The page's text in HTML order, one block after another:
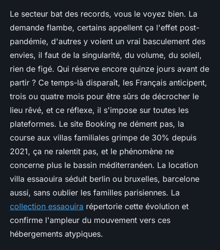
Le secteur bat des records, vous le voyez bien. La
demande flambe, certains appellent ça l'effet post-
pandémie, d'autres y voient un vrai basculement des
envies, il faut de la singularité, du volume, du soleil,
rien de figé. Qui réserve encore quinze jours avant de
partir ? Ce temps-là disparaît, les Français anticipent,
trois ou quatre mois pour être sûrs de décrocher le
lieu rêvé, et ce réflexe, il s'impose sur toutes les
plateformes. Le site Booking ne dément pas, la
course aux villas familiales grimpe de 30% depuis
2021, ça ne ralentit pas, et le phénomène ne
concerne plus le bassin méditerranéen. La location
villa essaouira séduit berlin ou bruxelles, barcelone
aussi, sans oublier les familles parisiennes. La
collection essaouira répertorie cette évolution et
confirme l'ampleur du mouvement vers ces
hébergements atypiques.